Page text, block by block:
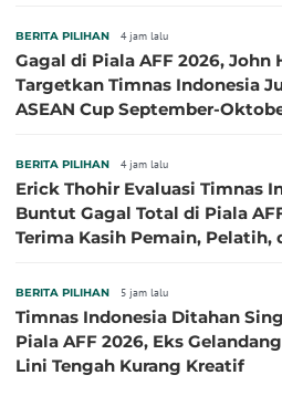
BERITA PILIHAN 4 jam lalu
Gagal di Piala AFF 2026, John
Targetkan Timnas Indonesia
ASEAN Cup September-
BERITA PILIHAN 4 jam lalu
Erick Thohir Evaluasi Timnas
Buntut Gagal Total di Piala
Terima Kasih Pemain, Pelatih,
BERITA PILIHAN 5 jam lalu
Timnas Indonesia Ditahan
Piala AFF 2026, Eks
Lini Tengah Kurang Kreatif